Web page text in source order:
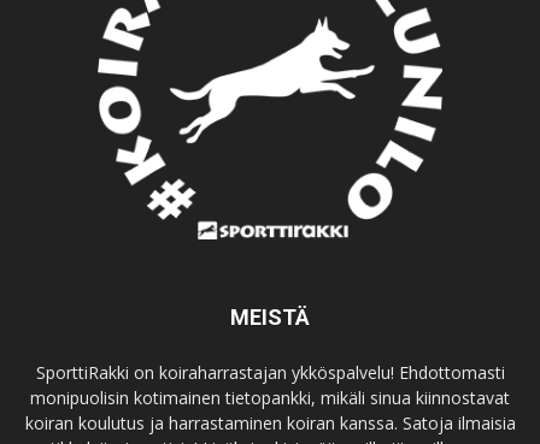
MEISTÄ
SporttiRakki on koiraharrastajan ykköspalvelu! Ehdottomasti
monipuolisin kotimainen tietopankki, mikäli sinua kiinnostavat
koiran koulutus ja harrastaminen koiran kanssa. Satoja ilmaisia